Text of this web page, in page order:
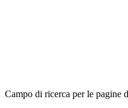
Campo di ricerca per le pagine